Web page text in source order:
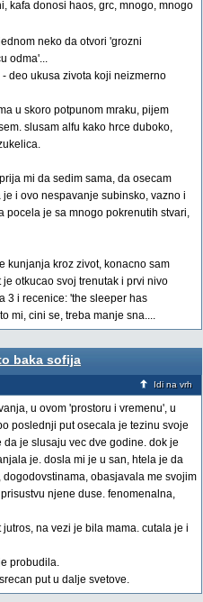
kafa donosi haos, grc, mnogo, mnogo
neko da otvori 'grozni
odma'...
deo ukusa zivota koji neizmerno
u skoro potpunom mraku, pijem
slusam alfu kako hrce duboko,
mi da sedim sama, da osecam
i ovo nespavanje subinsko, vazno i
pocela je sa mnogo pokrenutih stvari,
kunjanja kroz zivot, konacno sam
otkucao svoj trenutak i prvi nivo
3 i recenice: 'the sleeper has
mi, cini se, treba manje sna....
baka sofija
Idi na vrh
u ovom 'prostoru i vremenu', u
poslednji put osecala je tezinu svoje
je slusaju vec dve godine. dok je
je. dosla mi je u san, htela je da
obasjavala me svojim
njene duse. fenomenalna,
na vezi je bila mama. cutala je i
probudila.
put u dalje svetove.